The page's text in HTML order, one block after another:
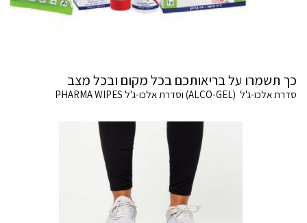
כך תשמרו על בריאותכם בכל מקום ובכל מצב
סדרת אלכו-ג'ל (ALCO-GEL) וסדרת אלכו-ג'ל PHARMA WIPES